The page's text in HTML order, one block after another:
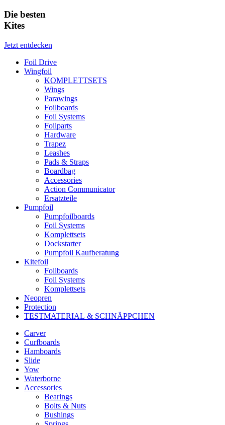
Die besten
Kites
Jetzt entdecken
Foil Drive
Wingfoil
KOMPLETTSETS
Wings
Parawings
Foilboards
Foil Systems
Foilparts
Hardware
Trapez
Leashes
Pads & Straps
Boardbag
Accessories
Action Communicator
Ersatzteile
Pumpfoil
Pumpfoilboards
Foil Systems
Komplettsets
Dockstarter
Pumpfoil Kaufberatung
Kitefoil
Foilboards
Foil Systems
Komplettsets
Neopren
Protection
TESTMATERIAL & SCHNÄPPCHEN
Carver
Curfboards
Hamboards
Slide
Yow
Waterborne
Accessories
Bearings
Bolts & Nuts
Bushings